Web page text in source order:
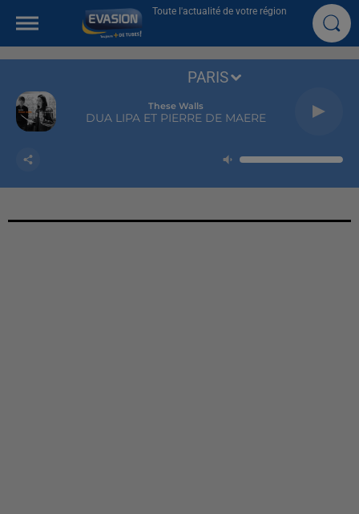
Toute l'actualité de votre région
These Walls
DUA LIPA ET PIERRE DE MAERE
PARIS